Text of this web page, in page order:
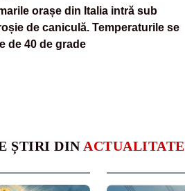
orașe din Italia intră sub
de caniculă. Temperaturile se
de 40 de grade
ȘTIRI DIN ACTUALITATE